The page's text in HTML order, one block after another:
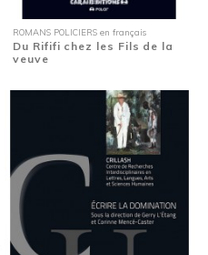
ROMANS POLICIERS en français
Du Rififi chez les Fils de la
veuve